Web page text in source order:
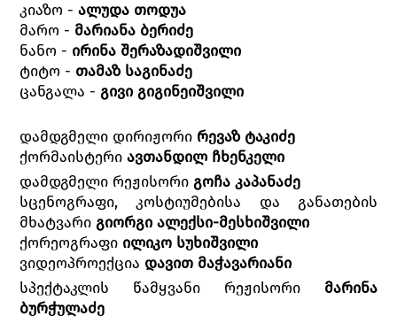
კიაზო -ალუდა თოდუა
მარო - მარიანა ბერიძე
ნანო - ირინა შერაზადიშვილი
ტიტო - თამაზ საგინაძე
ცანგალა - გივი გიგინეიშვილი
დამდგმელი დირიჟორი რევაზ ტაკიძე
ქორმაისტერიავთანდილ ჩხენკელი
დამდგმელი რეჟისორი გოჩა კაპანაძე
სცენოგრაფი, კოსტიუმებისა და განათების
მხატვარი გიორგი ალექსი-მესხიშვილი
ქორეოგრაფი ილიკო სუხიშვილი
ვიდეოპროექცია დავით მაჭავარიანი
სპექტაკლის წამყვანი რეჟისორი მარინა
ბურჭულაძე